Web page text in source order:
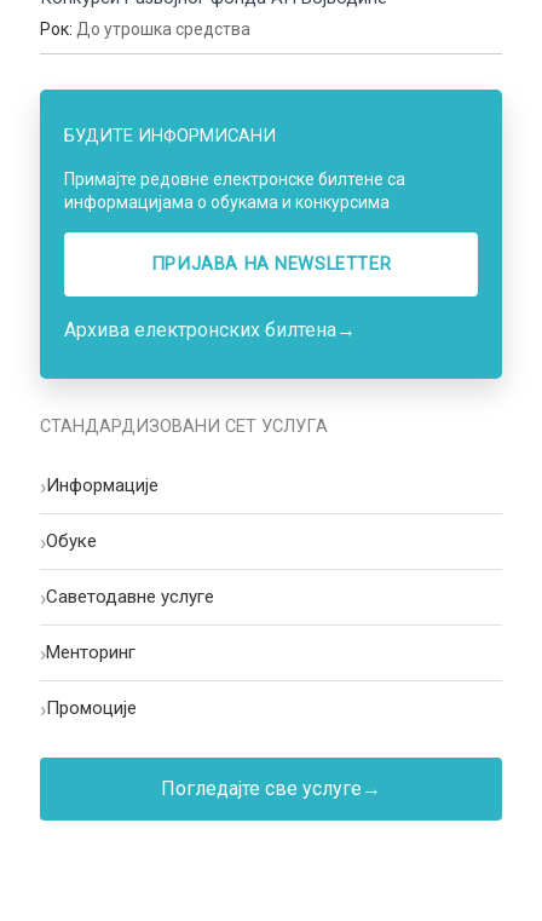
Рок: До утрошка средства
БУДИТЕ ИНФОРМИСАНИ
Примајте редовне електронске билтене са
информацијама о обукама и конкурсима
ПРИЈАВА НA NEWSLETTER
Архива електронских билтена→
СТАНДАРДИЗОВАНИ СЕТ УСЛУГА
›Информације
›Oбуке
›Саветодавне услуге
›Менторинг
›Промоције
Погледајте све услуге →